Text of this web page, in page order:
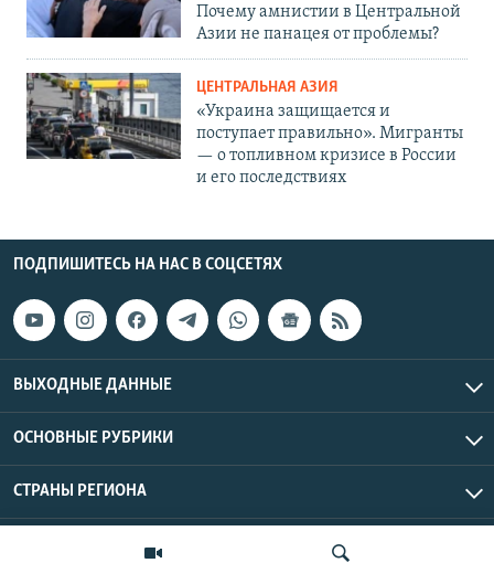
Почему амнистии в Центральной
Азии не панацея от проблемы?
ЦЕНТРАЛЬНАЯ АЗИЯ
«Украина защищается и
поступает правильно». Мигранты
— о топливном кризисе в России
и его последствиях
ПОДПИШИТЕСЬ НА НАС В СОЦСЕТЯХ
ВЫХОДНЫЕ ДАННЫЕ
ОСНОВНЫЕ РУБРИКИ
СТРАНЫ РЕГИОНА
Азаттык Азия © 2026 RFE/RL, Inc. | Все права защищены.